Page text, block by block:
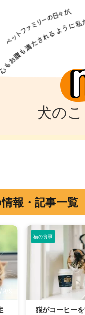
犬のこ
ード
報・記事一覧
9
猫の食事
猫がコーヒー